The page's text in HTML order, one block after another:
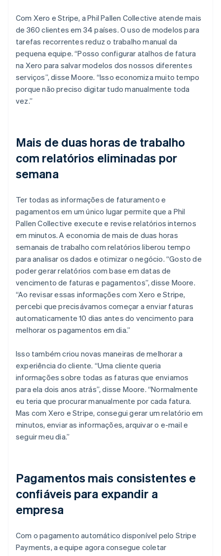
Com Xero e Stripe, a Phil Pallen Collective atende mais
de 360 clientes em 34 países. O uso de modelos para
tarefas recorrentes reduz o trabalho manual da
pequena equipe. “Posso configurar atalhos de fatura
na Xero para salvar modelos dos nossos diferentes
serviços”, disse Moore. “Isso economiza muito tempo
porque não preciso digitar tudo manualmente toda
vez.”
Mais de duas horas de trabalho
com relatórios eliminadas por
semana
Ter todas as informações de faturamento e
pagamentos em um único lugar permite que a Phil
Pallen Collective execute e revise relatórios internos
em minutos. A economia de mais de duas horas
semanais de trabalho com relatórios liberou tempo
para analisar os dados e otimizar o negócio. “Gosto de
poder gerar relatórios com base em datas de
vencimento de faturas e pagamentos”, disse Moore.
“Ao revisar essas informações com Xero e Stripe,
percebi que precisávamos começar a enviar faturas
automaticamente 10 dias antes do vencimento para
melhorar os pagamentos em dia.”
Isso também criou novas maneiras de melhorar a
experiência do cliente. “Uma cliente queria
informações sobre todas as faturas que enviamos
para ela dois anos atrás”, disse Moore. “Normalmente
eu teria que procurar manualmente por cada fatura.
Mas com Xero e Stripe, consegui gerar um relatório em
minutos, enviar as informações, arquivar o e-mail e
seguir meu dia.”
Pagamentos mais consistentes e
confiáveis para expandir a
empresa
Com o pagamento automático disponível pelo Stripe
Payments, a equipe agora consegue coletar